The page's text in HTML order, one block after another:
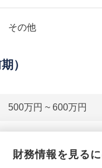
その他
）
500万円 ~ 600万円
財務情報を見るに